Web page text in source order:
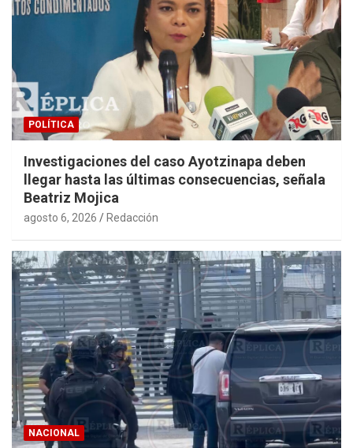
POLÍTICA
Investigaciones del caso Ayotzinapa deben
llegar hasta las últimas consecuencias, señala
Beatriz Mojica
agosto 6, 2026 Redacción
NACIONAL